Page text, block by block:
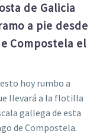
de Galicia
a pie desde
Compostela el
hoy rumbo a
llevará a la flotilla
gallega de esta
de Compostela.